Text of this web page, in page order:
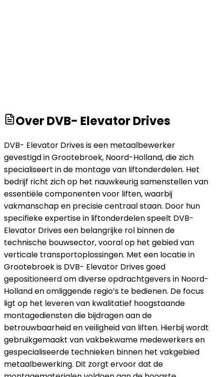
OverDVB- Elevator Drives
DVB- Elevator Drives is een metaalbewerker
gevestigd in Grootebroek, Noord-Holland, die zich
specialiseert in de montage van liftonderdelen. Het
bedrijf richt zich op het nauwkeurig samenstellen van
essentiële componenten voor liften, waarbij
vakmanschap en precisie centraal staan. Door hun
specifieke expertise in liftonderdelen speelt DVB-
Elevator Drives een belangrijke rol binnen de
technische bouwsector, vooral op het gebied van
verticale transportoplossingen. Met een locatie in
Grootebroek is DVB- Elevator Drives goed
gepositioneerd om diverse opdrachtgevers in Noord-
Holland en omliggende regio’s te bedienen. De focus
ligt op het leveren van kwalitatief hoogstaande
montagediensten die bijdragen aan de
betrouwbaarheid en veiligheid van liften. Hierbij wordt
gebruikgemaakt van vakbekwame medewerkers en
gespecialiseerde technieken binnen het vakgebied
metaalbewerking. Dit zorgt ervoor dat de